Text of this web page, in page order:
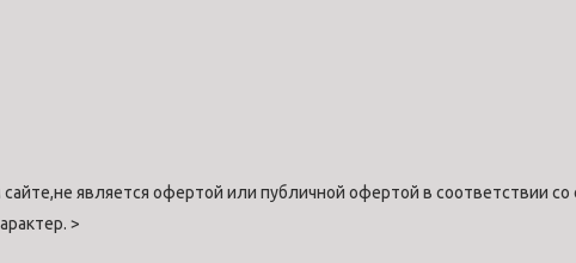
является офертой или публичной офертой в соответствии
>